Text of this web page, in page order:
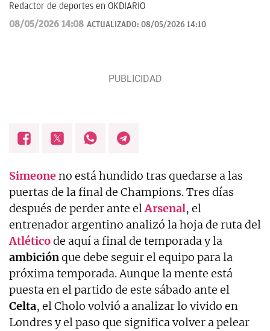
Redactor de deportes en OKDIARIO
08/05/2026 14:08 ACTUALIZADO: 08/05/2026 14:10
Simeoneno está hundido tras quedarse a las
puertas de la final de Champions. Tres días
después de perder ante elArsenal, el
entrenador argentino analizó la hoja de ruta del
Atléticode aquí a final de temporada y la
ambiciónque debe seguir el equipo para la
próxima temporada. Aunque la mente está
puesta en el partido de este sábado ante el
Celta, el Cholo volvió a analizar lo vivido en
Londres y el paso que significa volver a pelear